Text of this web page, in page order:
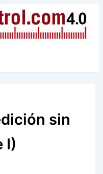
sin
I)